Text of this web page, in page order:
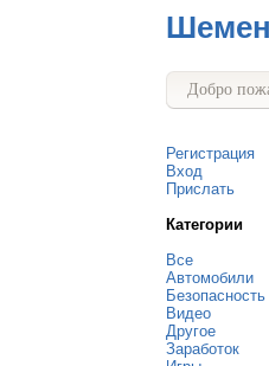
Добро
Регистрация
Вход
Прислать
Категории
Все
Автомобили
Безопасность
Видео
Другое
Заработок